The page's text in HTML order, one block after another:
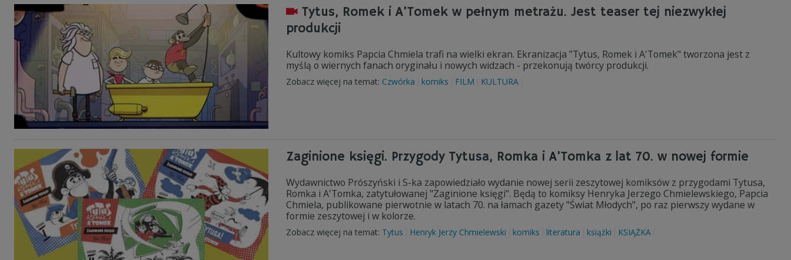
Tytus, Romek i A'Tomek w pełnym metrażu. Jest teaser tej niezwykłej
produkcji
Kultowy komiks Papcia Chmiela trafi na wielki ekran. Ekranizacja "Tytus, Romek i A'Tomek" tworzona jest z
myślą o wiernych fanach oryginału i nowych widzach - przekonują twórcy produkcji.
Zobacz więcej na temat: Czwórka komiks FILM KULTURA
Zaginione księgi. Przygody Tytusa, Romka i A'Tomka z lat 70. w nowej formie
Wydawnictwo Prószyński i S-ka zapowiedziało wydanie nowej serii zeszytowej komiksów z przygodami Tytusa,
Romka i A'Tomka, zatytułowanej "Zaginione księgi". Będą to komiksy Henryka Jerzego Chmielewskiego, Papcia
Chmiela, publikowane pierwotnie w latach 70. na łamach gazety "Świat Młodych", po raz pierwszy wydane w
formie zeszytowej i w kolorze.
Zobacz więcej na temat: Tytus Henryk Jerzy Chmielewski komiks literatura książki KSIĄŻKA